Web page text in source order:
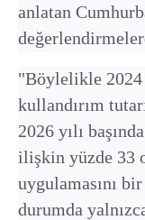
anlatan
"Böylelikle 2024
kullandırım
2026 yılı
ilişkin yüzde 33
uygulamasını
durumda